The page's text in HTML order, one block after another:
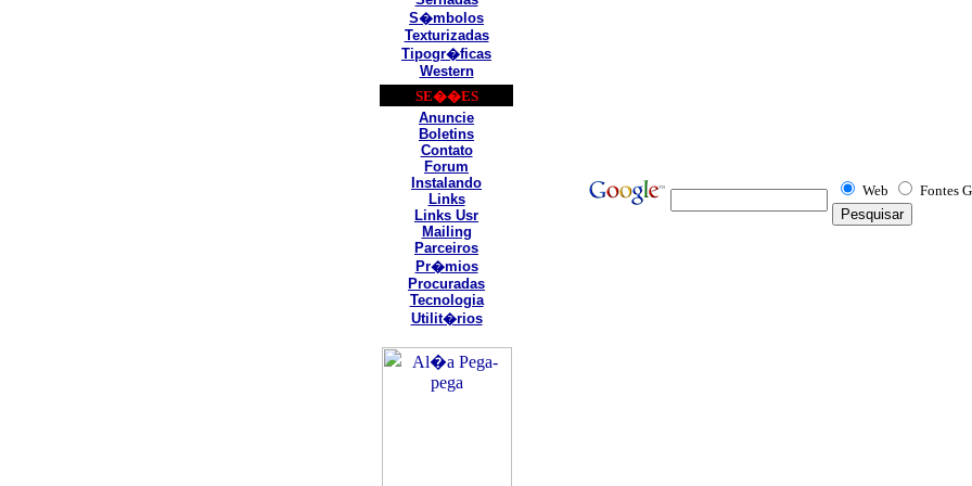
S�mbolos
Texturizadas
Tipogr�ficas
Western
SE��ES
Anuncie
Boletins
Contato
Forum
Instalando
Links
Links Usr
Mailing
Parceiros
Pr�mios
Procuradas
Tecnologia
Utilit�rios
Web Fontes